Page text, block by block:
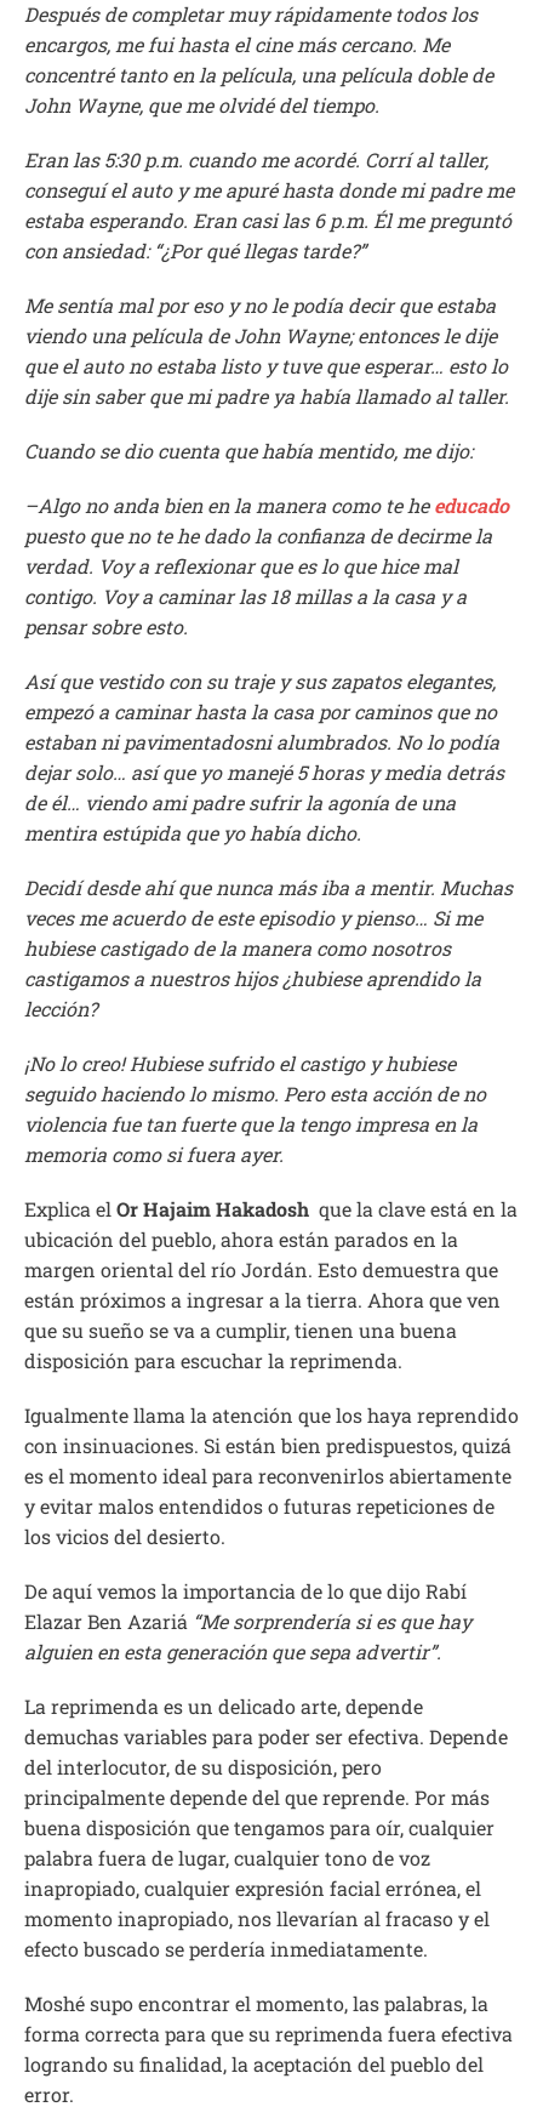
Después de completar muy rápidamente todos los
encargos, me fui hasta el cine más cercano. Me
concentré tanto en la película, una película doble de
John Wayne, que me olvidé del tiempo.
Eran las 5:30 p.m. cuando me acordé. Corrí al taller,
conseguí el auto y me apuré hasta donde mi padre me
estaba esperando. Eran casi las 6 p.m. Él me preguntó
con ansiedad: “¿Por qué llegas tarde?”
Me sentía mal por eso y no le podía decir que estaba
viendo una película de John Wayne; entonces le dije
que el auto no estaba listo y tuve que esperar… esto lo
dije sin saber que mi padre ya había llamado al taller.
Cuando se dio cuenta que había mentido, me dijo:
–Algo no anda bien en la manera como te heeducado
puesto que no te he dado la confianza de decirme la
verdad. Voy a reflexionar que es lo que hice mal
contigo. Voy a caminar las 18 millas a la casa y a
pensar sobre esto.
Así que vestido con su traje y sus zapatos elegantes,
empezó a caminar hasta la casa por caminos que no
estaban ni pavimentadosni alumbrados. No lo podía
dejar solo… así que yo manejé 5 horas y media detrás
de él… viendo ami padre sufrir la agonía de una
mentira estúpida que yo había dicho.
Decidí desde ahí que nunca más iba a mentir. Muchas
veces me acuerdo de este episodio y pienso… Si me
hubiese castigado de la manera como nosotros
castigamos a nuestros hijos ¿hubiese aprendido la
lección?
¡No lo creo! Hubiese sufrido el castigo y hubiese
seguido haciendo lo mismo. Pero esta acción de no
violencia fue tan fuerte que la tengo impresa en la
memoria como si fuera ayer.
Explica el Or Hajaim Hakadosh que la clave está en la
ubicación del pueblo, ahora están parados en la
margen oriental del río Jordán. Esto demuestra que
están próximos a ingresar a la tierra. Ahora que ven
que su sueño se va a cumplir, tienen una buena
disposición para escuchar la reprimenda.
Igualmente llama la atención que los haya reprendido
con insinuaciones. Si están bien predispuestos, quizá
es el momento ideal para reconvenirlos abiertamente
y evitar malos entendidos o futuras repeticiones de
los vicios del desierto.
De aquí vemos la importancia de lo que dijo Rabí
Elazar Ben Azariá “Me sorprendería si es que hay
alguien en esta generación que sepa advertir”.
La reprimenda es un delicado arte, depende
demuchas variables para poder ser efectiva. Depende
del interlocutor, de su disposición, pero
principalmente depende del que reprende. Por más
buena disposición que tengamos para oír, cualquier
palabra fuera de lugar, cualquier tono de voz
inapropiado, cualquier expresión facial errónea, el
momento inapropiado, nos llevarían al fracaso y el
efecto buscado se perdería inmediatamente.
Moshé supo encontrar el momento, las palabras, la
forma correcta para que su reprimenda fuera efectiva
logrando su finalidad, la aceptación del pueblo del
error.